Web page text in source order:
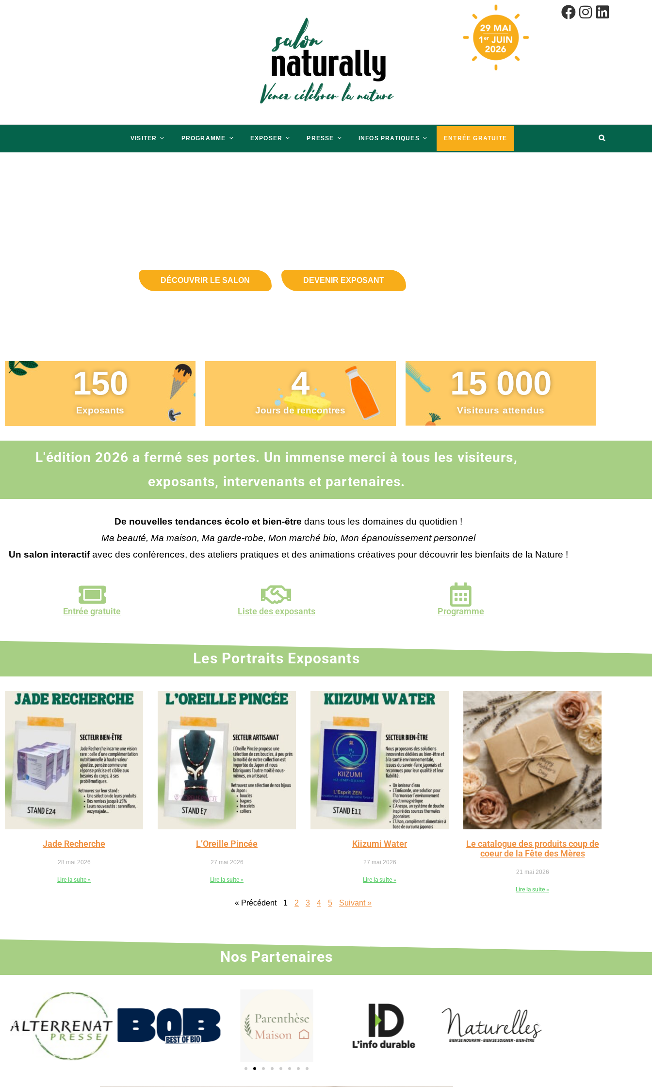
salon NATURALLY Paris
VISITER PROGRAMME EXPOSER PRESSE INFOS PRATIQUES ENTRÉE GRATUITE
DÉCOUVRIR LE SALON DEVENIR EXPOSANT
Exposants
150
Jours de rencontres
4
Visiteurs attendus
15 000
L'édition 2026 a fermé ses portes. Un immense merci à tous les visiteurs,
exposants, intervenants et partenaires.
De nouvelles tendances écolo et bien-être dans tous les domaines du quotidien !
Ma beauté, Ma maison, Ma garde-robe, Mon marché bio, Mon épanouissement personnel
Un salon interactifavec des conférences, des ateliers pratiques et des animations créatives pour découvrir les bienfaits de la Nature !
Entrée gratuite Liste des exposants Programme
Les Portraits Exposants
Jade Recherche
28 mai 2026
Lire la suite »
L’Oreille Pincée
27 mai 2026
Lire la suite »
Kiizumi Water
27 mai 2026
Lire la suite »
Le catalogue des produits coup de
coeur de la Fête des Mères
21 mai 2026
Lire la suite »
« Précédent 1 2 3 4 5 Suivant »
Nos Partenaires